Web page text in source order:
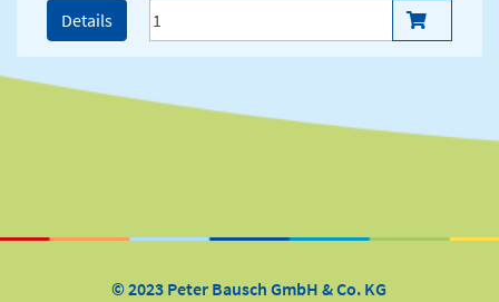
Details
© 2023 Peter Bausch GmbH & Co. KG